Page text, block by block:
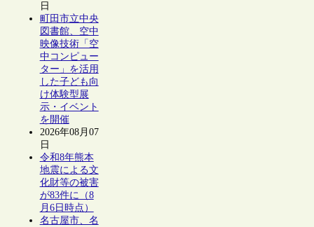
日
町田市立中央
図書館、空中
映像技術「空
中コンピュー
ター」を活用
した子ども向
け体験型展
示・イベント
を開催
2026年08月07
日
令和8年熊本
地震による文
化財等の被害
が83件に（8
月6日時点）
名古屋市、名